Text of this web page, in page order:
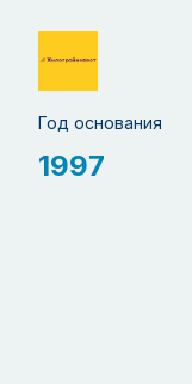
Год основания
1997